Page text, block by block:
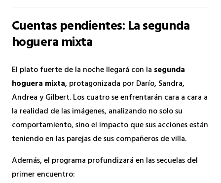
Cuentas pendientes: La segunda
hoguera mixta
El plato fuerte de la noche llegará con la segunda
hoguera mixta, protagonizada por Darío, Sandra,
Andrea y Gilbert. Los cuatro se enfrentarán cara a cara a
la realidad de las imágenes, analizando no solo su
comportamiento, sino el impacto que sus acciones están
teniendo en las parejas de sus compañeros de villa.
Además, el programa profundizará en las secuelas del
primer encuentro: